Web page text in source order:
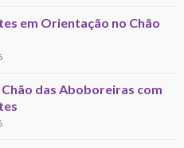
em Orientação no Chão
das Aboboreiras com